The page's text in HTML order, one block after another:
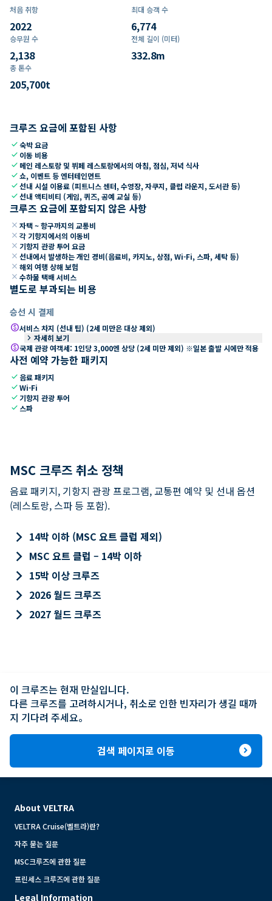
처음 취항
2022
최대 승객 수
6,774
승무원 수
2,138
전체 길이 (미터)
332.8m
총 톤수
205,700t
크루즈 요금에 포함된 사항
check숙박 요금
check 이동 비용
check 메인 레스토랑 및 뷔페 레스토랑에서의 아침, 점심, 저녁 식사
check쇼, 이벤트 등 엔터테인먼트
check선내 시설 이용료 (피트니스 센터, 수영장, 자쿠지, 클럽 라운지, 도서관 등)
check선내 액티비티 (게임, 퀴즈, 공예 교실 등)
크루즈 요금에 포함되지 않은 사항
close 자택 ~ 항구까지의 교통비
close 각 기항지에서의 이동비
close 기항지 관광 투어 요금
close 선내에서 발생하는 개인 경비(음료비, 카지노, 상점, Wi-Fi, 스파, 세탁 등)
close 해외 여행 상해 보험
close 수하물 택배 서비스
별도로 부과되는 비용
승선 시 결제
paid서비스 차지 (선내 팁) (2세 미만은 대상 제외)
keyboard_arrow_right 자세히 보기
paid국제 관광 여객세: 1인당 3,000엔 상당 (2세 미만 제외) ※일본 출발 시에만 적용
사전 예약 가능한 패키지
check 음료 패키지
checkWi-Fi
check 기항지 관광 투어
check 스파
MSC 크루즈 취소 정책
음료 패키지, 기항지 관광 프로그램, 교통편 예약 및 선내 옵션
(레스토랑, 스파 등 포함).
keyboard_arrow_right 14박 이하 (MSC 요트 클럽 제외)
keyboard_arrow_right MSC 요트 클럽 – 14박 이하
keyboard_arrow_right 15박 이상 크루즈
keyboard_arrow_right 2026 월드 크루즈
keyboard_arrow_right 2027 월드 크루즈
이 크루즈는 현재 만실입니다.
다른 크루즈를 고려하시거나, 취소로 인한 빈자리가 생길 때까
지 기다려 주세요。
검색 페이지로 이동 expand_circle_right
About VELTRA
VELTRA Cruise(벨트라)란?
자주 묻는 질문
MSC크루즈에 관한 질문
프린세스 크루즈에 관한 질문
Legal Information